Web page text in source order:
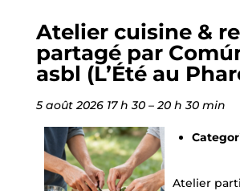
Atelier cuisine &
partagé par
asbl (L’Été au
5 août 2026 17 h 30–20 h 30 min
Atelier